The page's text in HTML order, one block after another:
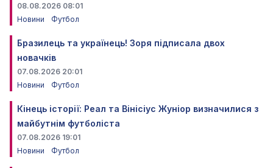
08.08.2026 08:01
Новини
Футбол
Бразилець та українець! Зоря підписала двох
новачків
07.08.2026 20:01
Новини
Футбол
Кінець історії: Реал та Вінісіус Жуніор визначилися з
майбутнім футболіста
07.08.2026 19:01
Новини
Футбол